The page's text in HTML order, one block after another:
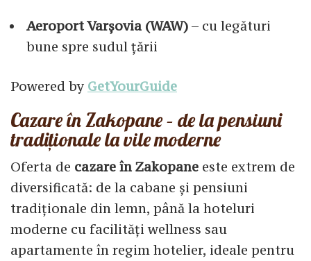
Aeroport Varșovia (WAW) – cu legături
bune spre sudul țării
Powered by GetYourGuide
Cazare în Zakopane – de la pensiuni
tradiționale la vile moderne
Oferta de cazare în Zakopane este extrem de
diversificată: de la cabane și pensiuni
tradiționale din lemn, până la hoteluri
moderne cu facilități wellness sau
apartamente în regim hotelier, ideale pentru